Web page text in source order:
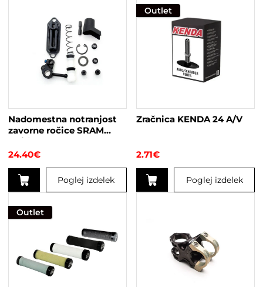
Nadomestna notranjost
zavorne ročice SRAM
Guide RS
24.40€
Poglej izdelek
Outlet
Zračnica KENDA 24 A/V
2.71€
Poglej izdelek
Outlet